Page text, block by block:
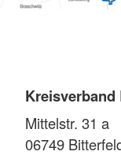
Kreisverband
Mittelstr. 31 a
06749